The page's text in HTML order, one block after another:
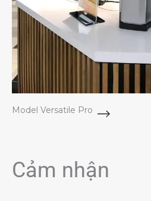
Model Versatile Pro
Cảm nhận